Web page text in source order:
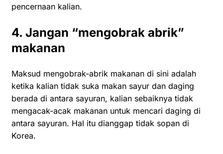
pencernaan kalian.
4. Jangan “mengobrak abrik”
makanan
Maksud mengobrak-abrik makanan di sini adalah
ketika kalian tidak suka makan sayur dan daging
berada di antara sayuran, kalian sebaiknya tidak
mengacak-acak makanan untuk mencari daging di
antara sayuran. Hal itu dianggap tidak sopan di
Korea.